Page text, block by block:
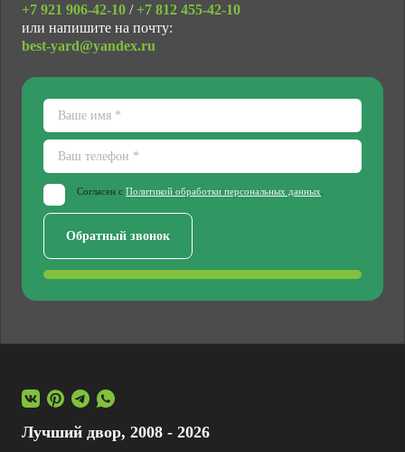
+7 921 906-42-10 / +7 812 455-42-10
или напишите на почту:
best-yard@yandex.ru
Согласен с Политикой обработки персональных данных
Лучший двор, 2008 - 2026